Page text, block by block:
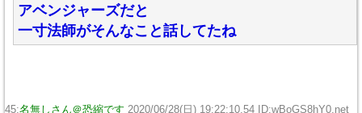
アベンジャーズだと
一寸法師がそんなこと話してたね
45:名無しさん＠恐縮です 2020/06/28(日) 19:22:10.54 ID:wBoGS8hY0.net